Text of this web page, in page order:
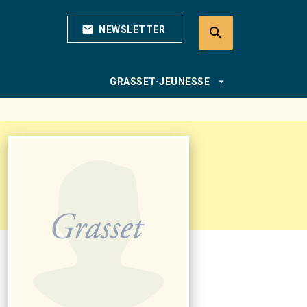
mail NEWSLETTER search
GRASSET-JEUNESSE arrow_drop_down